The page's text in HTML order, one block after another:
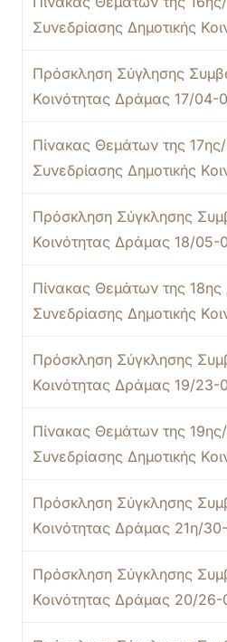
Συνεδρίασης Δημοτικής
Πρόσκληση Σύγλησης
Κοινότητας Δράμας 17/04-
Πίνακας Θεμάτων της
Συνεδρίασης Δημοτικής
Πρόσκληση Σύγκλησης
Κοινότητας Δράμας 18/05-
Πίνακας Θεμάτων της
Συνεδρίασης Δημοτικής
Πρόσκληση Σύγκλησης
Κοινότητας Δράμας 19/23-
Πίνακας Θεμάτων της
Συνεδρίασης Δημοτικής
Πρόσκληση Σύγκλησης
Κοινότητας Δράμας 21η/
Πρόσκληση Σύγκλησης
Κοινότητας Δράμας 20/26-